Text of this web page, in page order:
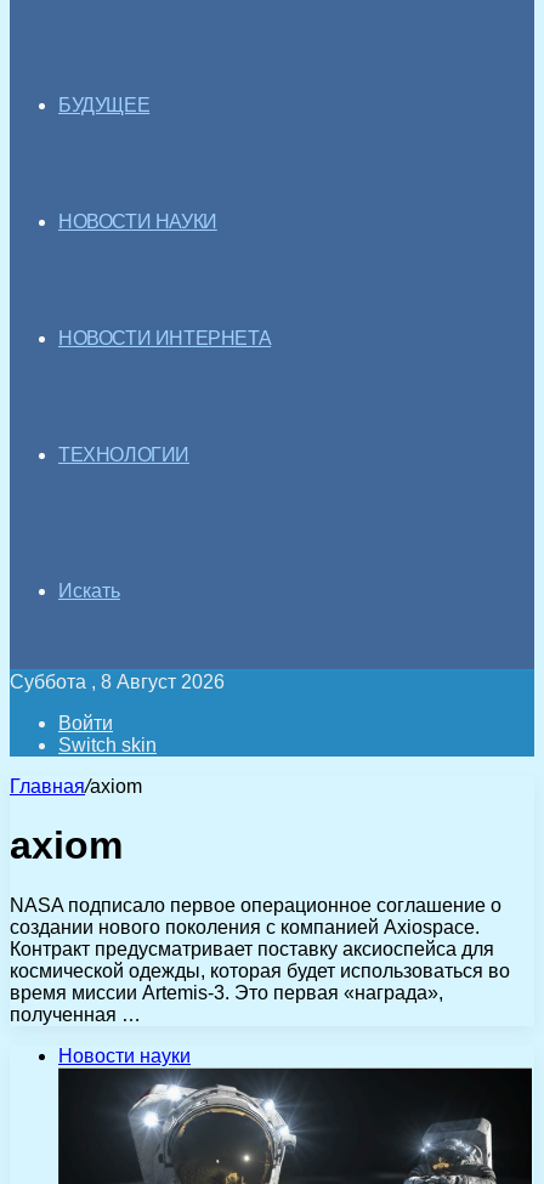
БУДУЩЕЕ
НОВОСТИ НАУКИ
НОВОСТИ ИНТЕРНЕТА
ТЕХНОЛОГИИ
Искать
Суббота , 8 Август 2026
Войти
Switch skin
Главная/axiom
axiom
NASA подписало первое операционное соглашение о
создании нового поколения с компанией Axiospace.
Контракт предусматривает поставку аксиоспейса для
космической одежды, которая будет использоваться во
время миссии Artemis-3. Это первая «награда»,
полученная …
Новости науки